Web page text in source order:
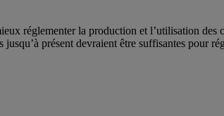
réglementer la production et l’utilisation des
présent devraient être suffisantes pour